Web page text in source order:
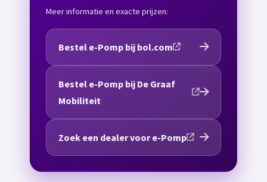
Meer informatie en exacte prijzen:
Bestel e-Pomp bij bol.com
Bestel e-Pomp bij De Graaf
Mobiliteit
Zoek een dealer voor e-Pomp